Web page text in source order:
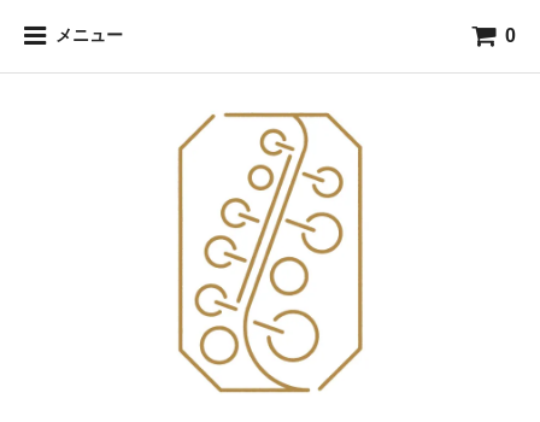
メニュー 0